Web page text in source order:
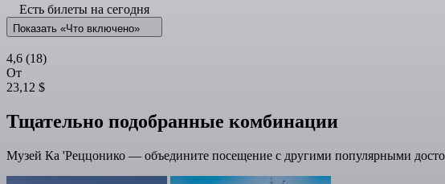
Есть билеты на сегодня
Показать «Что включено»
4,6 (18)
От
23,12 $
Тщательно подобранные комбинации
Музей Ка 'Реццонико — объедините посещение с другими популярными